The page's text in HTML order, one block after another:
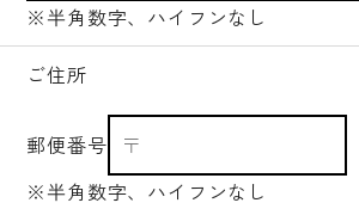
※半角数字、ハイフンなし
ご住所
郵便番号
※半角数字、ハイフンなし